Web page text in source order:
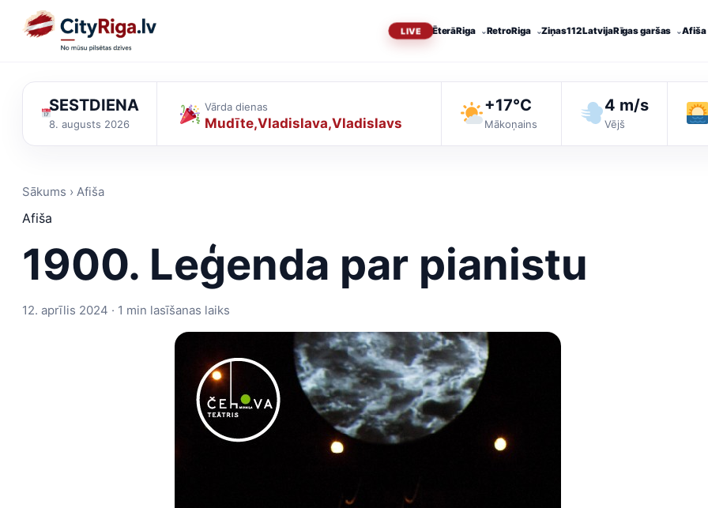
ĒterāRiga RetroRiga Ziņas112 LatvijaRīgas garšas Afiša
SESTDIENA
8. augusts 2026
Vārda dienas
Mudīte Vladislava Vladislavs
+17°C
Mākoņains
4 m/s
Vējš
Sākums › Afiša
Afiša
1900. Leģenda par pianistu
12. aprīlis 2024 · 1 min lasīšanas laiks